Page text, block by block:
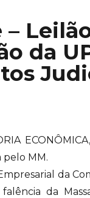
da
pelo MM.
da
da